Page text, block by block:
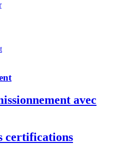
avec
certifications